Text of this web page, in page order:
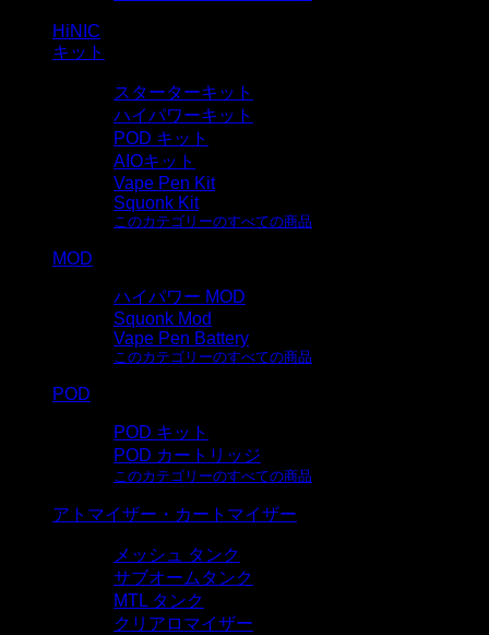
HiNIC
キット
スターターキット
ハイパワーキット
POD キット
AIOキット
Vape Pen Kit
Squonk Kit
このカテゴリーのすべての商品
MOD
ハイパワー MOD
Squonk Mod
Vape Pen Battery
このカテゴリーのすべての商品
POD
POD キット
POD カートリッジ
このカテゴリーのすべての商品
アトマイザー・カートマイザー
メッシュ タンク
サブオームタンク
MTL タンク
クリアロマイザー